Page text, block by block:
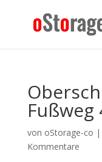
Fußweg
von oStorage-co |
Kommentare